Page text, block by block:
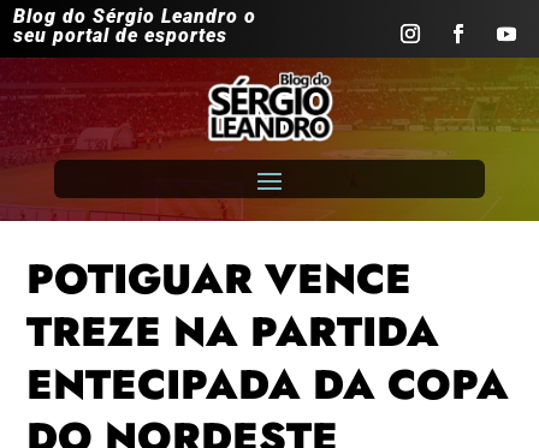
Blog do Sérgio Leandro o
seu portal de esportes
POTIGUAR VENCE
TREZE NA PARTIDA
ENTECIPADA DA COPA